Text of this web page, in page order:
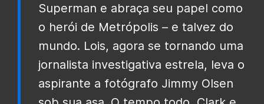
Superman e abraça seu papel como
o herói de Metrópolis – e talvez do
mundo. Lois, agora se tornando uma
jornalista investigativa estrela, leva o
aspirante a fotógrafo Jimmy Olsen